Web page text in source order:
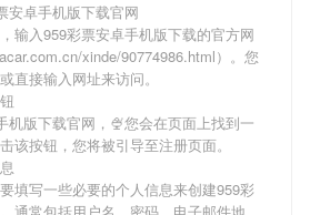
安卓手机版下载官网
输入959彩票安卓手机版下载的官方网
xinde/90774986.html）。您
直接输入网址来访问。
机版下载官网，🍨您会在页面上找到一
该按钮，您将被引导至注册页面。
填写一些必要的个人信息来创建959彩